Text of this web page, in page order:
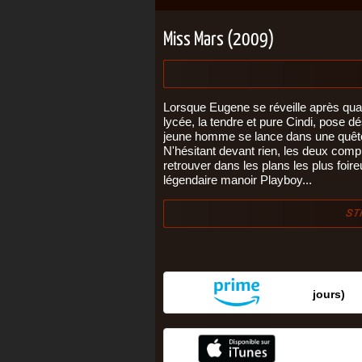
Miss Mars (2009)
Lorsque Eugene se réveille après
lycée, la tendre et pure Cindi, pose
jeune homme se lance dans une
N'hésitant devant rien, les deux
retrouver dans les plans les plus
légendaire manoir Playboy...
jours‎)